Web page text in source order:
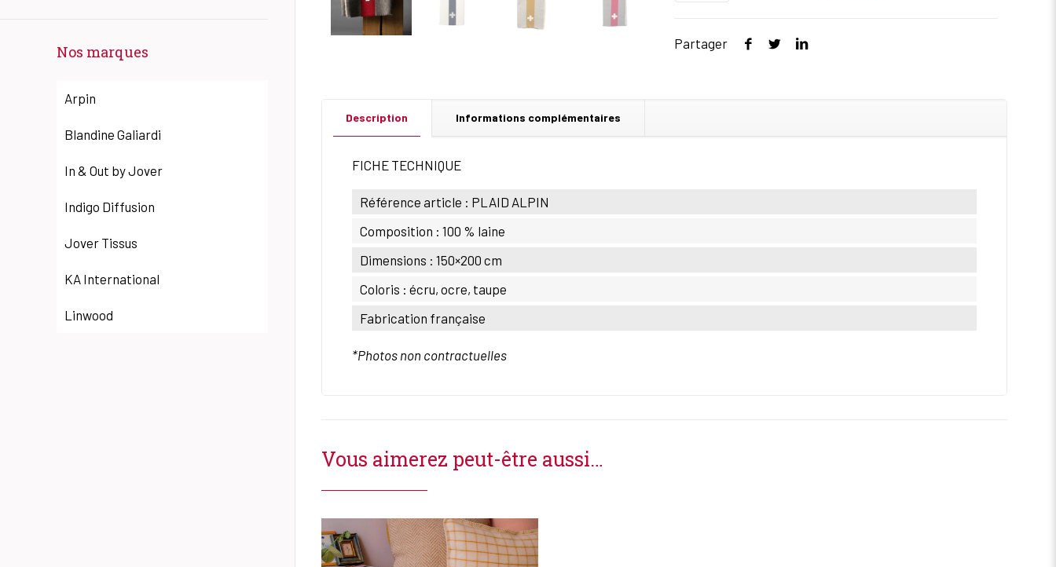
Partager
Description Informations complémentaires
FICHE TECHNIQUE
Référence article : PLAID ALPIN
Composition : 100 % laine
Dimensions : 150×200 cm
Coloris : écru, ocre, taupe
Fabrication française
*Photos non contractuelles
Vous aimerez peut-être aussi…
Nos marques
Arpin
Blandine Galiardi
In & Out by Jover
Indigo Diffusion
Jover Tissus
KA International
Linwood